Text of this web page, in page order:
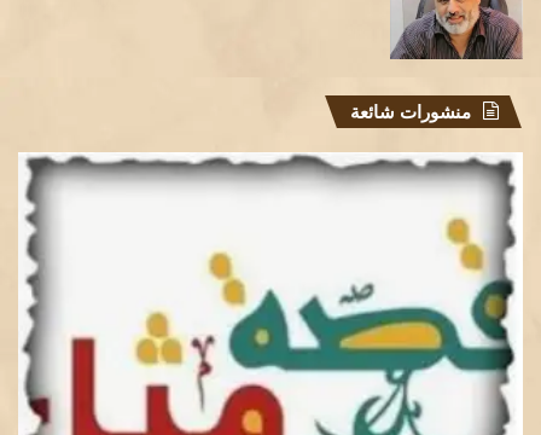
منشورات شائعة